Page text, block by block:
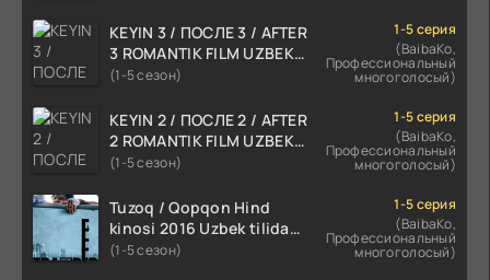
KEYIN 3 / ПОСЛЕ 3 / AFTER
3 ROMANTIK FILM UZBEK
TILIDA 2021 TARJIMA FILM
(1-5 сезон)
1-5 серия
(BaibaKo,
Профессиональный
многоголосый)
KEYIN 2 / ПОСЛЕ 2 / AFTER
2 ROMANTIK FILM UZBEK
TILIDA 2020 TARJIMA FILM
(1-5 сезон)
1-5 серия
(BaibaKo,
Профессиональный
многоголосый)
Tuzoq / Qopqon Hind
kinosi 2016 Uzbek tilida
tarjima film HD
(1-5 сезон)
1-5 серия
(BaibaKo,
Профессиональный
многоголосый)